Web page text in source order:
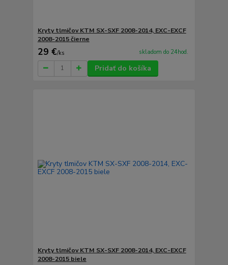
Kryty tlmičov KTM SX-SXF 2008-2014, EXC-EXCF
2008-2015 čierne
29 €/ks skladom do 24hod.
Pridať do košíka
Kryty tlmičov KTM SX-SXF 2008-2014, EXC-EXCF
2008-2015 biele